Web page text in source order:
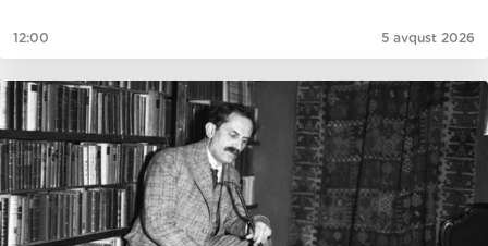
12:00 5 avqust 2026